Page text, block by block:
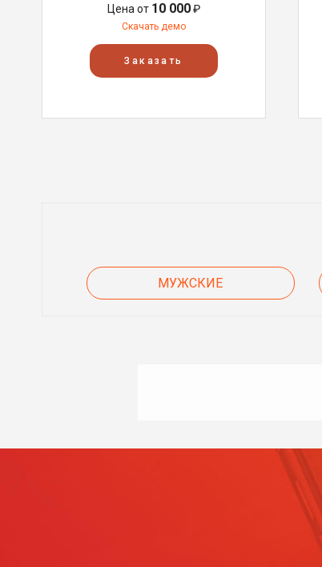
Цена от 10 000₽
Скачать демо
Заказать
МУЖСКИЕ